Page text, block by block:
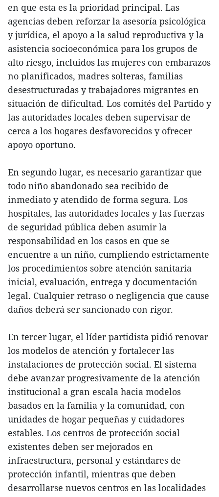
en que esta es la prioridad principal. Las
agencias deben reforzar la asesoría psicológica
y jurídica, el apoyo a la salud reproductiva y la
asistencia socioeconómica para los grupos de
alto riesgo, incluidos las mujeres con embarazos
no planificados, madres solteras, familias
desestructuradas y trabajadores migrantes en
situación de dificultad. Los comités del Partido y
las autoridades locales deben supervisar de
cerca a los hogares desfavorecidos y ofrecer
apoyo oportuno.
En segundo lugar, es necesario garantizar que
todo niño abandonado sea recibido de
inmediato y atendido de forma segura. Los
hospitales, las autoridades locales y las fuerzas
de seguridad pública deben asumir la
responsabilidad en los casos en que se
encuentre a un niño, cumpliendo estrictamente
los procedimientos sobre atención sanitaria
inicial, evaluación, entrega y documentación
legal. Cualquier retraso o negligencia que cause
daños deberá ser sancionado con rigor.
En tercer lugar, el líder partidista pidió renovar
los modelos de atención y fortalecer las
instalaciones de protección social. El sistema
debe avanzar progresivamente de la atención
institucional a gran escala hacia modelos
basados en la familia y la comunidad, con
unidades de hogar pequeñas y cuidadores
estables. Los centros de protección social
existentes deben ser mejorados en
infraestructura, personal y estándares de
protección infantil, mientras que deben
desarrollarse nuevos centros en las localidades